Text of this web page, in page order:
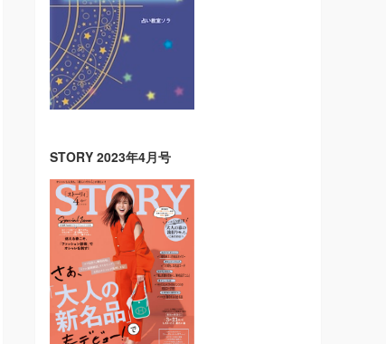
STORY 2023年4月号